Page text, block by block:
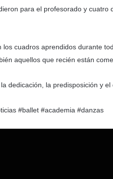
para el profesorado y
cuadros aprendidos durante
aquellos que recién están
dedicación, la predisposición y el
#ballet #academia #danzas